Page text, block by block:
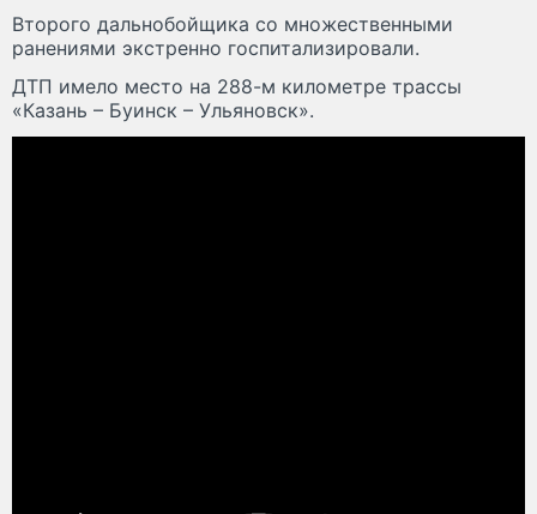
Второго дальнобойщика со множественными
ранениями экстренно госпитализировали.
ДТП имело место на 288-м километре трассы
«Казань – Буинск – Ульяновск».